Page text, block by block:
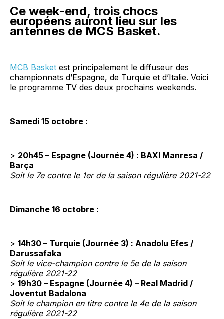
Ce week-end, trois chocs
européens auront lieu sur les
antennes de MCS Basket.
MCB Basket est principalement le diffuseur des
championnats d’Espagne, de Turquie et d’Italie. Voici
le programme TV des deux prochains weekends.
Samedi 15 octobre :
> 20h45 – Espagne (Journée 4) : BAXI Manresa /
Barça
Soit le 7e contre le 1er de la saison régulière 2021-22
Dimanche 16 octobre :
> 14h30 – Turquie (Journée 3) : Anadolu Efes /
Darussafaka
Soit le vice-champion contre le 5e de la saison
régulière 2021-22
> 19h30 – Espagne (Journée 4) – Real Madrid /
Joventut Badalona
Soit le champion en titre contre le 4e de la saison
régulière 2021-22